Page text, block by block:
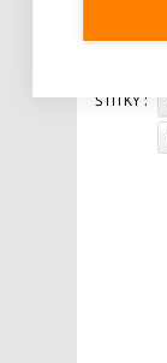
ŠTÍTKY :